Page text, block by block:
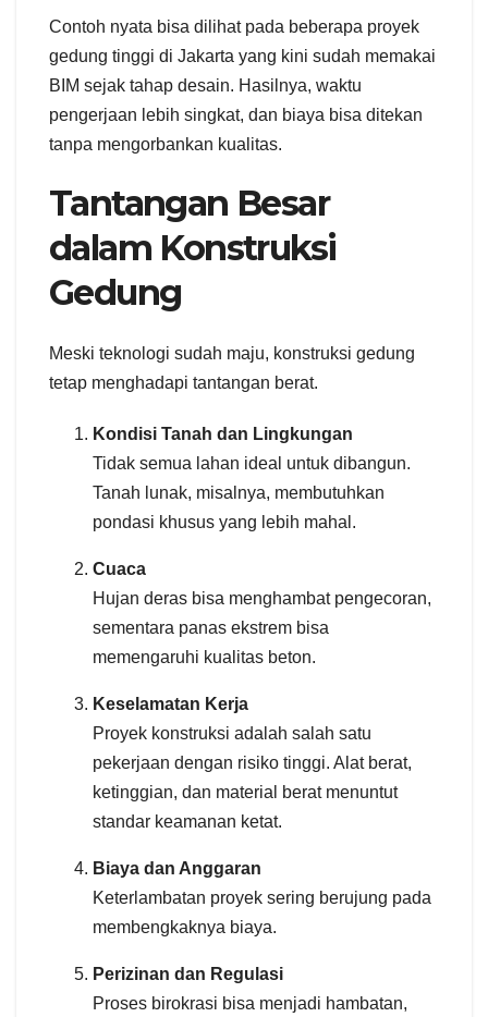
Contoh nyata bisa dilihat pada beberapa proyek
gedung tinggi di Jakarta yang kini sudah memakai
BIM sejak tahap desain. Hasilnya, waktu
pengerjaan lebih singkat, dan biaya bisa ditekan
tanpa mengorbankan kualitas.
Tantangan Besar
dalam Konstruksi
Gedung
Meski teknologi sudah maju, konstruksi gedung
tetap menghadapi tantangan berat.
Kondisi Tanah dan Lingkungan
Tidak semua lahan ideal untuk dibangun.
Tanah lunak, misalnya, membutuhkan
pondasi khusus yang lebih mahal.
Cuaca
Hujan deras bisa menghambat pengecoran,
sementara panas ekstrem bisa
memengaruhi kualitas beton.
Keselamatan Kerja
Proyek konstruksi adalah salah satu
pekerjaan dengan risiko tinggi. Alat berat,
ketinggian, dan material berat menuntut
standar keamanan ketat.
Biaya dan Anggaran
Keterlambatan proyek sering berujung pada
membengkaknya biaya.
Perizinan dan Regulasi
Proses birokrasi bisa menjadi hambatan,